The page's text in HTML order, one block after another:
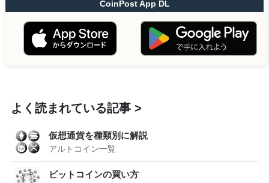
CoinPost App DL
よく読まれている記事
仮想通貨を種類別に解説
アルトコイン一覧
ビットコインの買い方